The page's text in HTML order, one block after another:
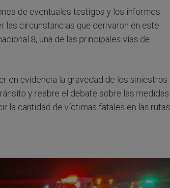
de eventuales testigos y los informes
las circunstancias que derivaron en este
8, una de las principales vías de
en evidencia la gravedad de los siniestros
y reabre el debate sobre las medidas
la cantidad de víctimas fatales en las rutas